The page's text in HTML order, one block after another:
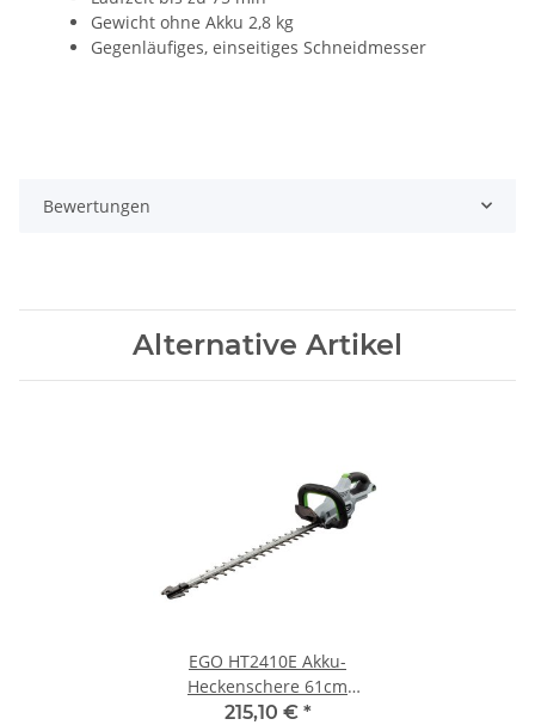
Gewicht ohne Akku 2,8 kg
Gegenläufiges, einseitiges Schneidmesser
Bewertungen
Alternative Artikel
EGO HT2410E Akku-
Heckenschere 61cm
(Grundgerät)
215,10 € *